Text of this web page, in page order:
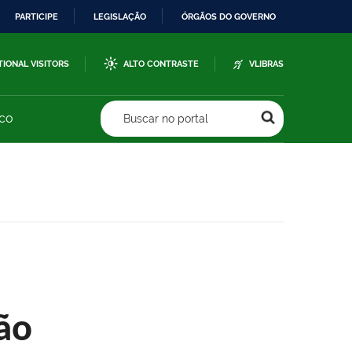
PARTICIPE LEGISLAÇÃO ÓRGÃOS DO GOVERNO
VISITORS ALTO CONTRASTE VLIBRAS
Buscar no portal